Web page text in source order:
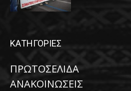
ΚΑΤΗΓΟΡΙΕΣ
ΠΡΩΤΟΣΕΛΙΔΑ
ΑΝΑΚΟΙΝΩΣΕΙΣ